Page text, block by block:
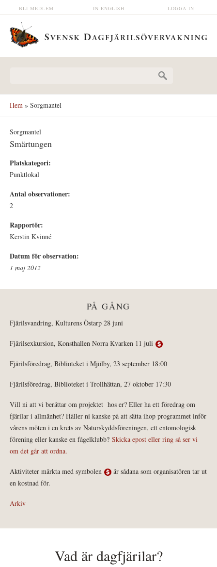
Hoppa till huvudinnehåll LOGGA IN
IN ENGLISH
BLI MEDLEM
Hem » Sorgmantel
Sorgmantel
Smärtungen
Platskategori:
Punktlokal
Antal observationer:
2
Rapportör:
Kerstin Kvinné
Datum för observation:
1 maj 2012
PÅ GÅNG
Fjärilsvandring, Kulturens Östarp 28 juni
Fjärilsexkursion, Konsthallen Norra Kvarken 11 juli
Fjärilsföredrag, Biblioteket i Mjölby, 23 september 18:00
Fjärilsföredrag, Biblioteket i Trollhättan, 27 oktober 17:30
Vill ni att vi berättar om projektet hos er? Eller ha ett föredrag om
fjärilar i allmänhet? Håller ni kanske på att sätta ihop programmet inför
vårens möten i en krets av Naturskyddsföreningen, ett entomologisk
förening eller kanske en fågelklubb? Skicka epost eller ring så ser vi
om det går att ordna.
Aktiviteter märkta med symbolen
är sådana som organisatören tar ut
en kostnad för.
Arkiv
Vad är dagfjärilar?